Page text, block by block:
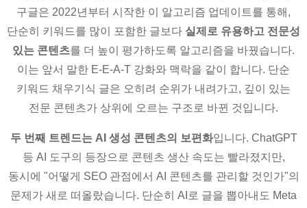
구글은 2022년부터 시작한 이 알고리즘 업데이트를 통해,
단순히 키워드를 많이 포함한 글보다 실제로 유용하고 전문성
있는 콘텐츠를 더 높이 평가하도록 알고리즘을 바꿨습니다.
이는 앞서 말한 E-E-A-T 강화와 맥락을 같이 합니다. 단순
키워드 채우기식 글은 오히려 순위가 내려가고, 깊이 있는
전문 콘텐츠가 상위에 오르는 구조로 바뀐 것입니다.
두 번째 트렌드는 AI 생성 콘텐츠의 보편화입니다. ChatGPT
등 AI 도구의 등장으로 콘텐츠 생산 속도는 빨라졌지만,
동시에 "어떻게 SEO 관점에서 AI 콘텐츠를 관리할 것인가"의
문제가 새로 떠올랐습니다. 단순히 AI로 글을 뽑아내도 Meta